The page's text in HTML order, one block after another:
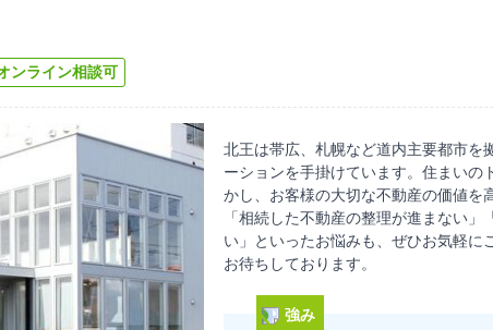
ンライン相談可
北王は帯広、札幌など道内主要都市を
ーションを手掛けています。住まいの
かし、お客様の大切な不動産の価値を
「相続した不動産の整理が進まない
い」といったお悩みも、ぜひお気軽に
お待ちしております。
強み